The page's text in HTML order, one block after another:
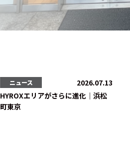
採用情報
ニュース
2026.07.13
HYROXエリアがさらに進化｜浜松
町東京